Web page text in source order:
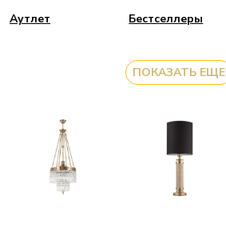
Аутлет Бестселлеры
ПОКАЗАТЬ ЕЩЕ